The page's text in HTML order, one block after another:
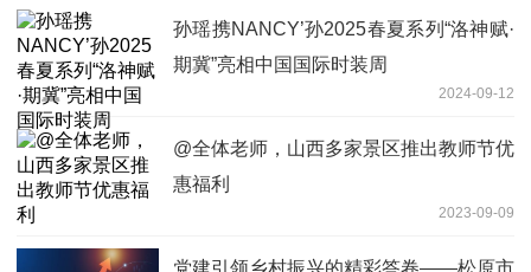
孙瑶携NANCY’孙2025春夏系列“洛神赋·
期冀”亮相中国国际时装周
2024-09-12
@全体老师，山西多家景区推出教师节优
惠福利
2023-09-09
党建引领乡村振兴的精彩答卷——松原市